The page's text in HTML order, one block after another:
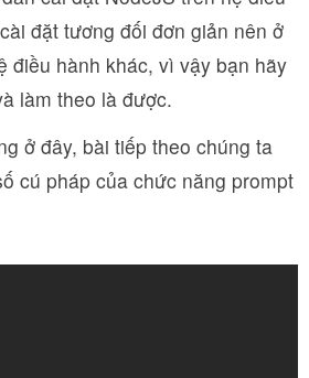
đặt tương đối đơn giản nên ở
điều hành khác, vì vậy bạn hãy
làm theo là được.
ở đây, bài tiếp theo chúng ta
cú pháp của chức năng prompt